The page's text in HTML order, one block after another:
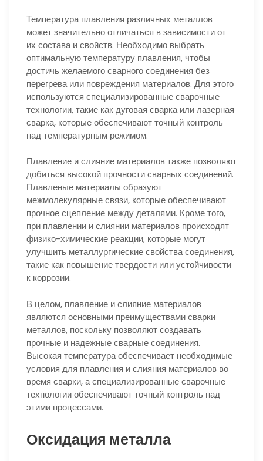
Температура плавления различных металлов
может значительно отличаться в зависимости от
их состава и свойств. Необходимо выбрать
оптимальную температуру плавления, чтобы
достичь желаемого сварного соединения без
перегрева или повреждения материалов. Для этого
используются специализированные сварочные
технологии, такие как дуговая сварка или лазерная
сварка, которые обеспечивают точный контроль
над температурным режимом.
Плавление и слияние материалов также позволяют
добиться высокой прочности сварных соединений.
Плавленые материалы образуют
межмолекулярные связи, которые обеспечивают
прочное сцепление между деталями. Кроме того,
при плавлении и слиянии материалов происходят
физико-химические реакции, которые могут
улучшить металлургические свойства соединения,
такие как повышение твердости или устойчивости
к коррозии.
В целом, плавление и слияние материалов
являются основными преимуществами сварки
металлов, поскольку позволяют создавать
прочные и надежные сварные соединения.
Высокая температура обеспечивает необходимые
условия для плавления и слияния материалов во
время сварки, а специализированные сварочные
технологии обеспечивают точный контроль над
этими процессами.
Оксидация металла